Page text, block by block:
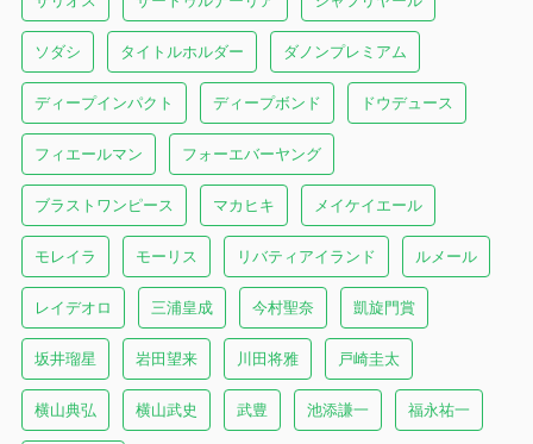
ソダシ タイトルホルダー ダノンプレミアム
ディープインパクト ディープボンド ドウデュース
フィエールマン フォーエバーヤング
ブラストワンピース マカヒキ メイケイエール
モレイラ モーリス リバティアイランド ルメール
レイデオロ 三浦皇成 今村聖奈 凱旋門賞
坂井瑠星 岩田望来 川田将雅 戸崎圭太
横山典弘 横山武史 武豊 池添謙一 福永祐一